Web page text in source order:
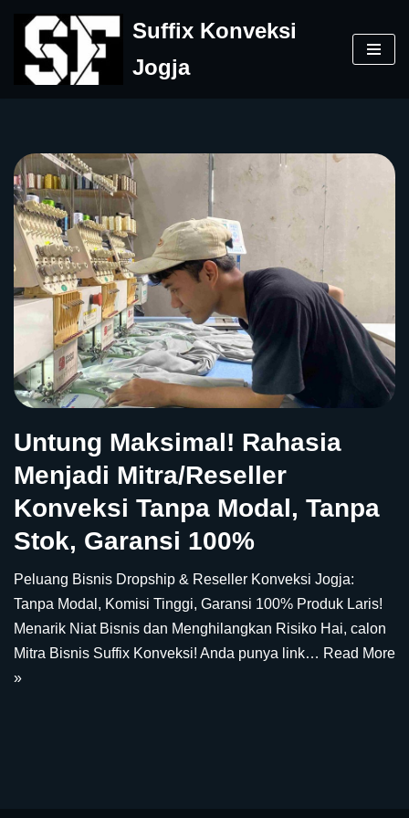
Skip
to
Suffix Konveksi
Jogja
Untung Maksimal! Rahasia
Menjadi Mitra/Reseller
Konveksi Tanpa Modal, Tanpa
Stok, Garansi 100%
Peluang Bisnis Dropship & Reseller Konveksi Jogja:
Tanpa Modal, Komisi Tinggi, Garansi 100% Produk Laris!
Menarik Niat Bisnis dan Menghilangkan Risiko Hai, calon
Mitra Bisnis Suffix Konveksi! Anda punya link… Read More
»